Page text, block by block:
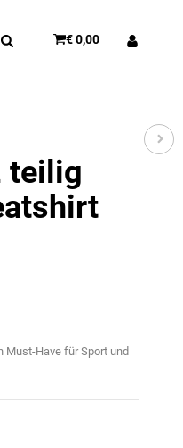
€ 0,00
teilig
Must-Have für Sport und